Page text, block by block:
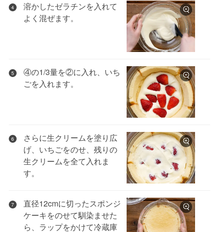
4
溶かしたゼラチンを入れて
よく混ぜます。
5
④の1/3量を②に入れ、いち
ごを入れます。
6
さらに生クリームを塗り広
げ、いちごをのせ、残りの
生クリームを全て入れま
す。
7
直径12cmに切ったスポンジ
ケーキをのせて馴染ませた
ら、ラップをかけて冷蔵庫